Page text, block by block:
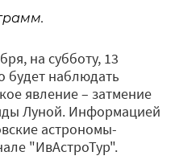
на субботу, 13
будет наблюдать
явление – затмение
Луной. Информацией
астрономы-
"ИвАстроТур".